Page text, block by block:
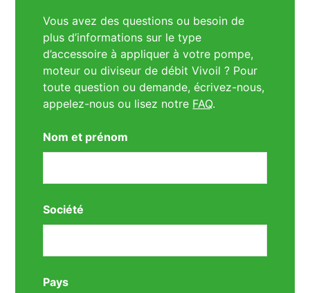
Vous avez des questions ou besoin de
plus d’informations sur le type
d’accessoire à appliquer à votre pompe,
moteur ou diviseur de débit Vivoil ? Pour
toute question ou demande, écrivez-nous,
appelez-nous ou lisez notre FAQ.
Nom et prénom
Société
Pays